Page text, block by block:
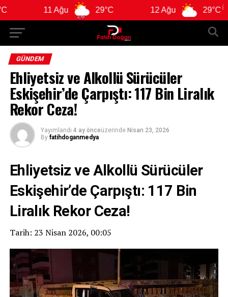
11 Ağu 29°C 12 Ağu 29°C 13
GÜNDEM
Ehliyetsiz ve Alkollü Sürücüler
Eskişehir’de Çarpıştı: 117 Bin Liralık
Rekor Ceza!
Yayımlandı 4 ay önceüzerinde Nisan 23, 2026
By fatihdoganmedya
Ehliyetsiz ve Alkollü Sürücüler
Eskişehir’de Çarpıştı: 117 Bin
Liralık Rekor Ceza!
Tarih: 23 Nisan 2026, 00:05